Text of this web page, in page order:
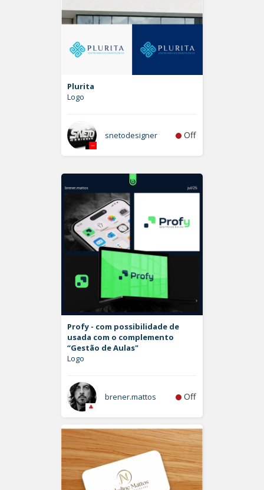
Plurita
Logo
snetodesigner Off
Profy - com possibilidade de
usada com o complemento
“Gestão de Aulas"
Logo
brener.mattos Off